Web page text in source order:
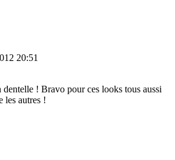
20:51
dentelle ! Bravo pour ces looks tous aussi
les autres !